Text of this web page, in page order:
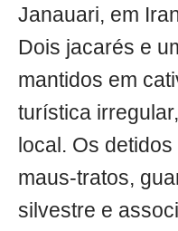
Janauari, em
Dois jacarés e
mantidos em
turística
local. Os
maus-tratos,
silvestre e